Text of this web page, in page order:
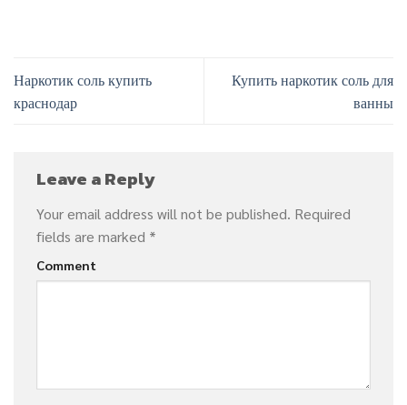
Наркотик соль купить
краснодар
Купить наркотик соль для
ванны
Leave a Reply
Your email address will not be published. Required
fields are marked *
Comment